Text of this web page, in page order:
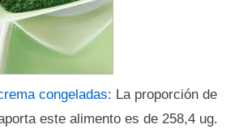
congeladas: La proporción de
este alimento es de 258,4 ug.